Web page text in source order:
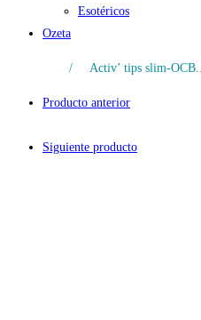
Esotéricos
Ozeta
/ Activ’ tips slim-OCB...
Producto anterior
Siguiente producto